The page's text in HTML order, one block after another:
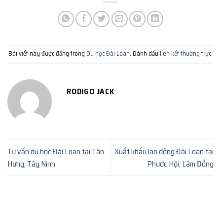
Bài viết này được đăng trong Du học Đài Loan. Đánh dấu liên kết thường trực.
RODIGO JACK
Tư vấn du học Đài Loan tại Tân
Hưng, Tây Ninh
Xuất khẩu lao động Đài Loan tại
Phước Hội, Lâm Đồng